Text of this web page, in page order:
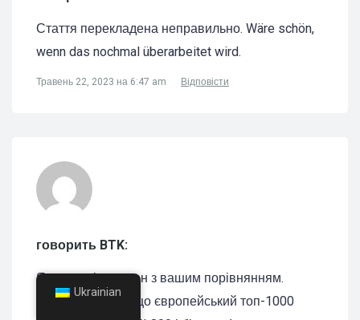
Стаття перекладена неправильно. Wäre schön,
wenn das nochmal überarbeitet wird.
Травень 22, 2023 на 6:47 am Відповісти
говорить BTK:
Я не зовсім згоден з вашим порівнянням.
Маючи на увазі, що європейський топ-1000
Ukrainian